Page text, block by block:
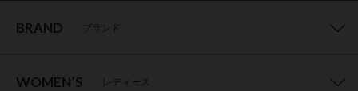
BRAND ブランド
WOMEN’S レディース